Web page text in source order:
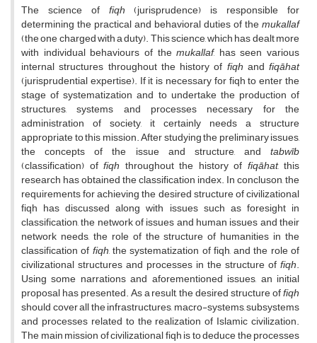
The science of fiqh (jurisprudence) is responsible for
determining the practical and behavioral duties of themukallaf
(the one charged with a duty). This science, which has dealt more
with individual behaviours of themukallaf, has seen various
internal structures throughout the history of fiqh and fiqāhat
(jurisprudential expertise). If it is necessary for fiqh to enter the
stage of systematization and to undertake the production of
structures, systems and processes necessary for the
administration of society, it certainly needs a structure
appropriate to this mission. After studying the preliminary issues,
the concepts of the issue and structure, and tabwīb
(classification) of fiqh throughout the history of fiqāhat, this
research has obtained the classification index. In concluson, the
requirements for achieving the desired structure of civilizational
fiqh has discussed along with issues such as foresight in
classification, the network of issues and human issues and their
network needs, the role of the structure of humanities in the
classification offiqh, the systematization of fiqh, and the role of
civilizational structures and processes in the structure offiqh.
Using some narrations and aforementioned issues, an initial
proposal has presented. As a result, the desired structure offiqh
should cover all the infrastructures, macro-systems, subsystems
and processes related to the realization of Islamic civilization.
The main mission of civilizational fiqh is to deduce the processes